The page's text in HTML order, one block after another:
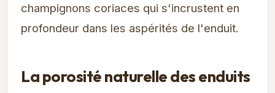
champignons coriaces qui s'incrustent en
profondeur dans les aspérités de l'enduit.
La porosité naturelle des enduits